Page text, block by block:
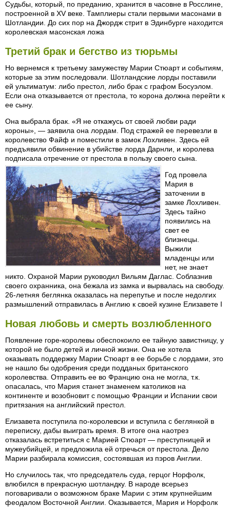
Судьбы, который, по преданию, хранится в часовне в Росслине,
построенной в XV веке. Тамплиеры стали первыми масонами в
Шотландии. До сих пор на Джордж стрит в Эдинбурге находится
королевская масонская ложа
Третий брак и бегство из тюрьмы
Но вернемся к третьему замужеству Марии Стюарт и событиям,
которые за этим последовали. Шотландские лорды поставили
ей ультиматум: либо престол, либо брак с графом Босуэлом.
Если она отказывается от престола, то корона должна перейти к
ее сыну.
Она выбрала брак. «Я не откажусь от своей любви ради
короны», — заявила она лордам. Под стражей ее перевезли в
королевство Файф и поместили в замок Лохливен. Здесь ей
предъявили обвинение в убийстве лорда Дарнли, и королева
подписала отречение от престола в пользу своего сына.
Год провела
Мария в
заточении в
замке Лохливен.
Здесь тайно
появились на
свет ее
близнецы.
Выжили
младенцы или
нет, не знает
никто. Охраной Марии руководил Вильям Даглас. Соблазнив
своего охранника, она бежала из замка и вырвалась на свободу.
26-летняя беглянка оказалась на перепутье и после недолгих
размышлений отправилась в Англию к своей кузине Елизавете I
Новая любовь и смерть возлюбленного
Появление горе-королевы обеспокоило ее тайную завистницу, у
которой не было детей и личной жизни. Она не хотела
оказывать поддержку Марии Стюарт в ее борьбе с лордами, это
не нашло бы одобрения среди подданых британского
королевства. Отправить ее во Францию она не могла, т.к.
опасалась, что Мария станет знаменем католиков на
континенте и возобновит с помощью Франции и Испании свои
притязания на английский престол.
Елизавета поступила по-королевски и вступила с беглянкой в
переписку, дабы выиграть время. В итоге она наотрез
отказалась встретиться с Марией Стюарт — преступницей и
мужеубийцей, и предложила ей отречься от престола. Дело
Марии разбирала комиссия, состоявшая из пэров Англии.
Но случилось так, что председатель суда, герцог Норфолк,
влюбился в прекрасную шотландку. В народе всерьез
поговаривали о возможном браке Марии с этим крупнейшим
феодалом Восточной Англии. Оказывается, Мария и Норфолк